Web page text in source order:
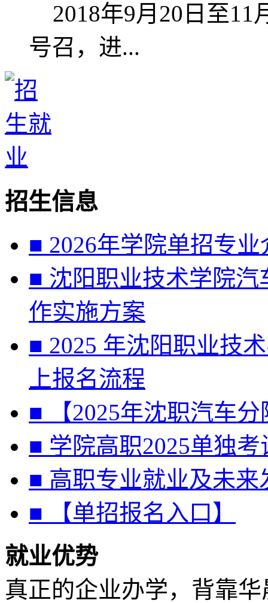
2018年9月20日至11
号召，进...
招生信息
■ 2026年学院单招专业
■ 沈阳职业技术学院汽
作实施方案
■ 2025 年沈阳职业技
上报名流程
■ 【2025年沈职汽车
■ 学院高职2025单独
■ 高职专业就业及未来
■ 【单招报名入口】
就业优势
真正的企业办学，背靠